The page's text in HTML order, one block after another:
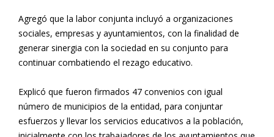
Agregó que la labor conjunta incluyó a organizaciones
sociales, empresas y ayuntamientos, con la finalidad de
generar sinergia con la sociedad en su conjunto para
continuar combatiendo el rezago educativo.
Explicó que fueron firmados 47 convenios con igual
número de municipios de la entidad, para conjuntar
esfuerzos y llevar los servicios educativos a la población,